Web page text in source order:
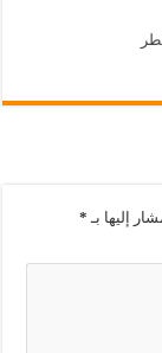
إليها بـ *